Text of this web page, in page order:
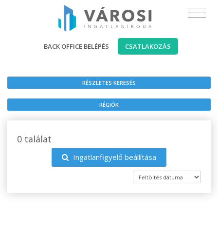
BACK OFFICE BELÉPÉS CSATLAKOZÁS
RÉSZLETES KERESÉS
RÉGIÓK
0 találat
Ingatlanfigyelő beállítása